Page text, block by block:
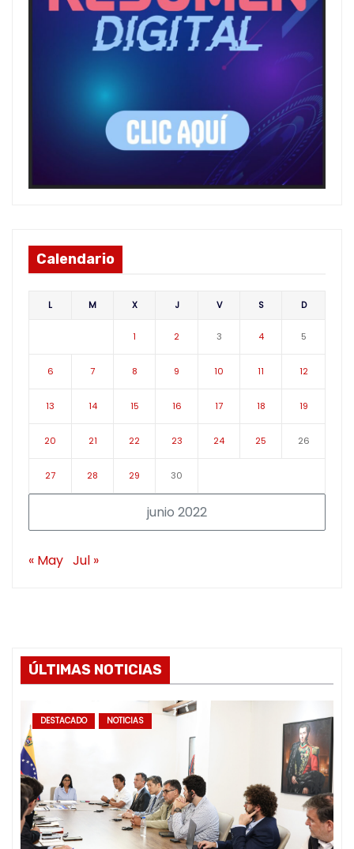
Calendario
junio 2022
L M X J V S D
1 2 3 4 5
6 7 8 9 10 11 12
13 14 15 16 17 18 19
20 21 22 23 24 25 26
27 28 29 30
« May Jul »
ÚLTIMAS NOTICIAS
DESTACADO NOTICIAS